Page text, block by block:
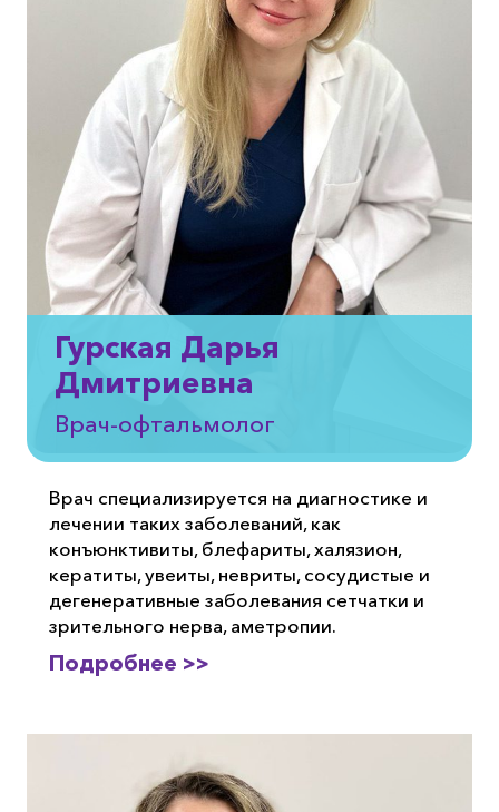
Гурская Дарья
Дмитриевна
Врач-офтальмолог
Врач специализируется на диагностике и
лечении таких заболеваний, как
конъюнктивиты, блефариты, халязион,
кератиты, увеиты, невриты, сосудистые и
дегенеративные заболевания сетчатки и
зрительного нерва, аметропии.
Подробнее >>